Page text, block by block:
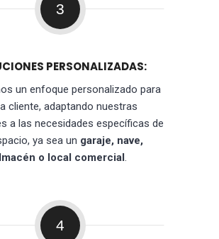
3
PERSONALIZADAS:
un enfoque personalizado para
cliente, adaptando nuestras
a las necesidades específicas de
ya sea un garaje, nave,
o local comercial.
4